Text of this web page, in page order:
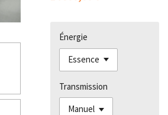
Énergie
Transmission